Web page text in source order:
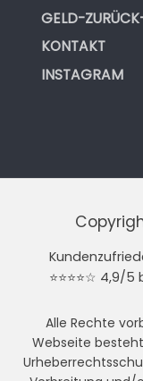
GELD-
KONTAKT
INSTAGRAM
⭐⭐⭐⭐☆
Alle Rechte
Webseite